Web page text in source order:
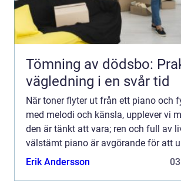
Tömning av dödsbo:
vägledning i en svår tid
När toner flyter ut från ett piano och
med melodi och känsla, upplever vi
den är tänkt att vara; ren och full av
välstämt piano är avgörande för att
Erik Andersson